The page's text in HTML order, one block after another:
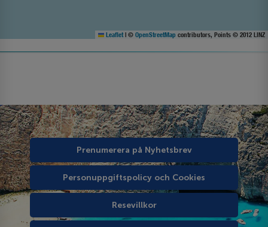
Leaflet | © OpenStreetMap contributors, Points © 2012 LINZ
Prenumerera på Nyhetsbrev
Personuppgiftspolicy och Cookies
Resevillkor